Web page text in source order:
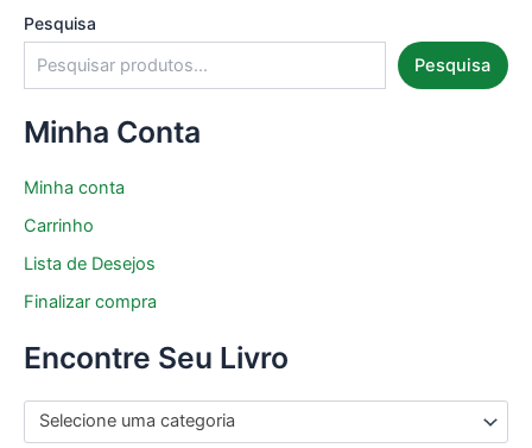
Pesquisa
Pesquisa
Minha Conta
Minha conta
Carrinho
Lista de Desejos
Finalizar compra
Encontre Seu Livro
Selecione uma categoria